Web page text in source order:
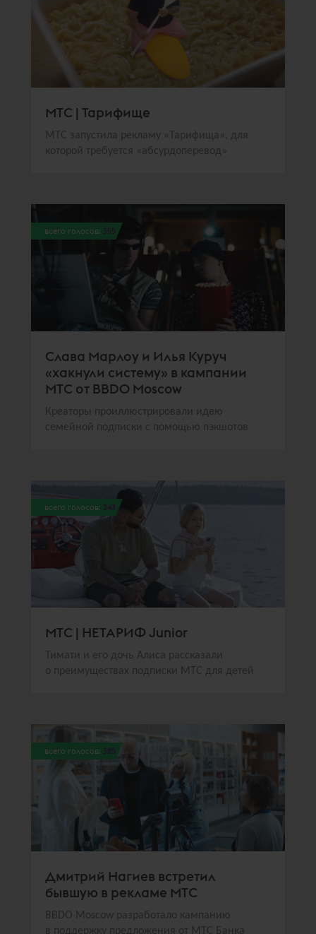
МТС | Тарифище
МТС запустила рекламу «Тарифища», для
которой требуется «абсурдоперевод»
всего голосов: 355
Слава Марлоу и Илья Куруч
«хакнули систему» в кампании
МТС от BBDO Moscow
Креаторы проиллюстрировали идею
семейной подписки с помощью пэкшотов
всего голосов: 343
МТС | НЕТАРИФ Junior
Тимати и его дочь Алиса рассказали
о преимуществах подписки МТС для детей
всего голосов: 325
Дмитрий Нагиев встретил
бывшую в рекламе МТС
BBDO Moscow разработало кампанию
в поддержку предложения от МТС Банка